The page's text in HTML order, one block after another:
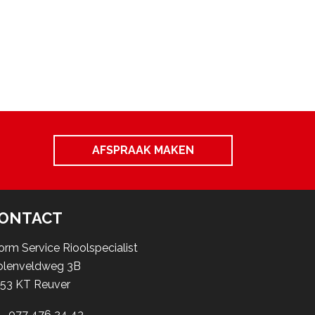
AFSPRAAK MAKEN
Service Rioolspecialist
3B
KT Reuver